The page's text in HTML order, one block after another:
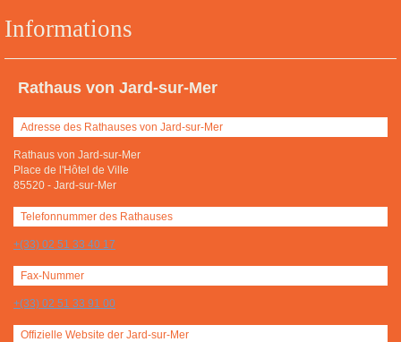
Informations
Rathaus von Jard-sur-Mer
Adresse des Rathauses von Jard-sur-Mer
Rathaus von Jard-sur-Mer
Place de l'Hôtel de Ville
85520 - Jard-sur-Mer
Telefonnummer des Rathauses
+(33) 02 51 33 40 17
Fax-Nummer
+(33) 02 51 33 91 00
Offizielle Website der Jard-sur-Mer